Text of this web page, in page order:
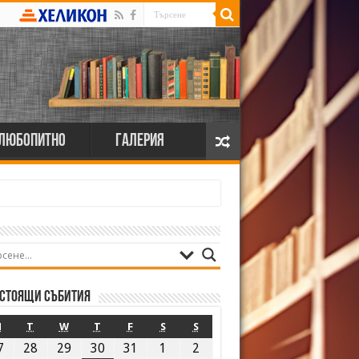
Галерия
събития
T W T F S S
28 29 30 31 1
2